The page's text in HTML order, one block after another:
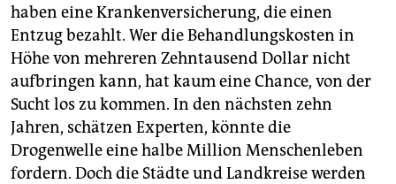
haben eine Krankenversicherung, die einen
Entzug bezahlt. Wer die Behandlungskosten in
Höhe von mehreren Zehntausend Dollar nicht
aufbringen kann, hat kaum eine Chance, von der
Sucht los zu kommen. In den nächsten zehn
Jahren, schätzen Experten, könnte die
Drogenwelle eine halbe Million Menschenleben
fordern. Doch die Städte und Landkreise werden